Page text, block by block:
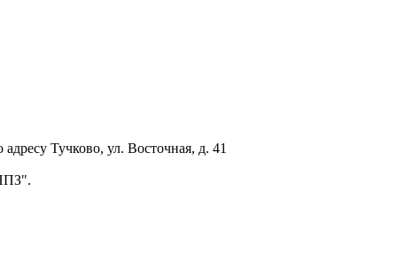
Тучково, ул. Восточная, д. 41